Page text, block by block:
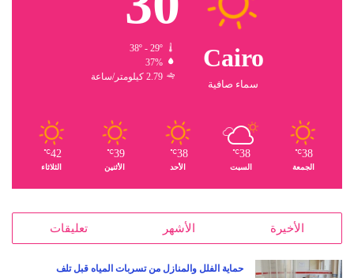
Cairo
سماء صافية
38º - 29º
37%
2.79 كيلومتر/ساعة
38
℃
الجمعة
38
℃
السبت
38
℃
الأحد
39
℃
الأثنين
42
℃
الثلاثاء
الأخيرة الأشهر تعليقات
حماية الفلل والمنازل من تسربات المياه قبل تلف